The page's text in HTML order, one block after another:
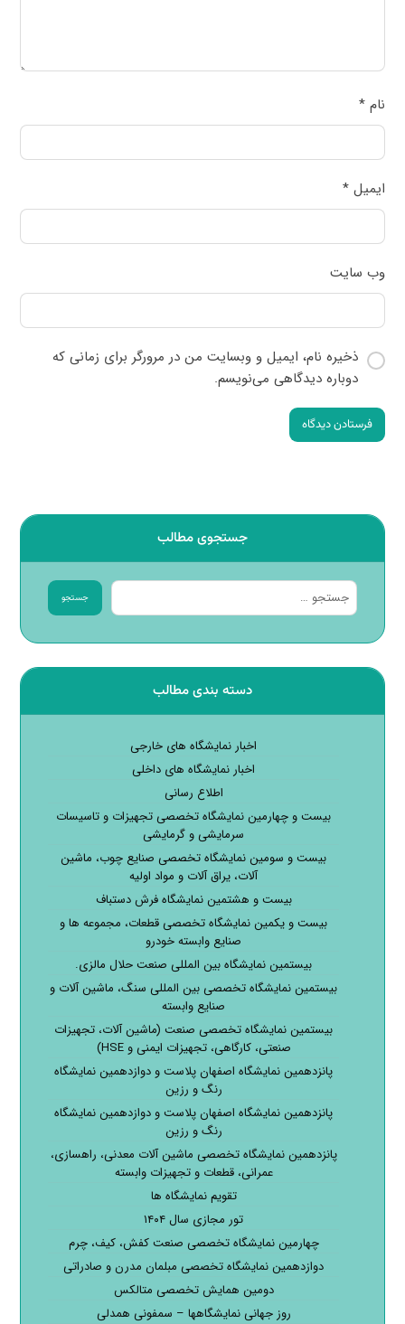
نام*
ایمیل*
وب‌ سایت
ذخیره نام، ایمیل و وبسایت من در مرورگر برای زمانی که
دوباره دیدگاهی می‌نویسم.
فرستادن دیدگاه
جستجوی مطالب
جستجو
دسته بندی مطالب
اخبار نمایشگاه های خارجی
اخبار نمایشگاه های داخلی
اطلاع رسانی
بیست و چهارمین نمایشگاه تخصصی تجهیزات و تاسیسات
سرمایشی و گرمایشی
بیست و سومین نمایشگاه تخصصی صنایع چوب، ماشین
آلات، یراق آلات و مواد اولیه
بیست و هشتمین نمایشگاه فرش دستباف
بیست و یکمین نمایشگاه تخصصی قطعات، مجموعه ها و
صنایع وابسته خودرو
بیستمین نمایشگاه بین المللی صنعت حلال مالزی.
بیستمین نمایشگاه تخصصی بین المللی سنگ، ماشین آلات و
صنایع وابسته
بیستمین نمایشگاه تخصصی صنعت (ماشین آلات، تجهیزات
صنعتی، کارگاهی، تجهیزات ایمنی و HSE)
پانزدهمین نمایشگاه اصفهان پلاست و دوازدهمین نمایشگاه
رنگ و رزین
پانزدهمین نمایشگاه اصفهان پلاست و دوازدهمین نمایشگاه
رنگ و رزین
پانزدهمین نمایشگاه تخصصی ماشین آلات معدنی، راهسازی،
عمرانی، قطعات و تجهیزات وابسته
تقویم نمایشگاه ها
تور مجازی سال ۱۴۰۴
چهارمین نمایشگاه تخصصی صنعت کفش، کیف، چرم
دوازدهمین نمایشگاه تخصصی مبلمان مدرن و صادراتی
دومین همایش تخصصی متالکس
روز جهانی نمایشگاهها – سمفونی همدلی